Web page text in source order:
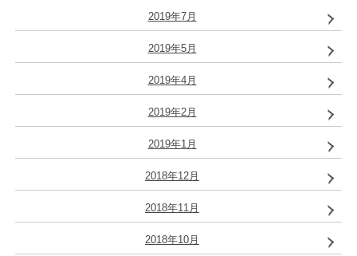
2019年7月
2019年5月
2019年4月
2019年2月
2019年1月
2018年12月
2018年11月
2018年10月